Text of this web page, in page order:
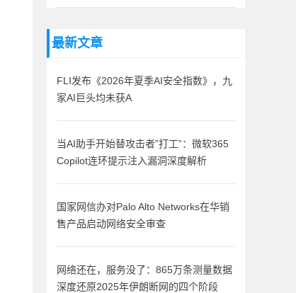
最新文章
FLI发布《2026年夏季AI安全指数》，九
家AI巨头均未获A
当AI助手开始替攻击者”打工”：微软365
Copilot连环提示注入漏洞深度解析
国家网信办对Palo Alto Networks在华销
售产品启动网络安全审查
网络还在，服务没了：865万条测量数据
深度还原2025年伊朗断网的四个阶段